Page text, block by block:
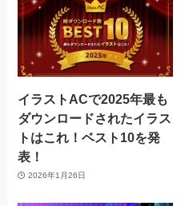
イラストACで2025年最も
ダウンロードされたイラス
トはこれ！ベスト10を発
表！
2026年1月26日